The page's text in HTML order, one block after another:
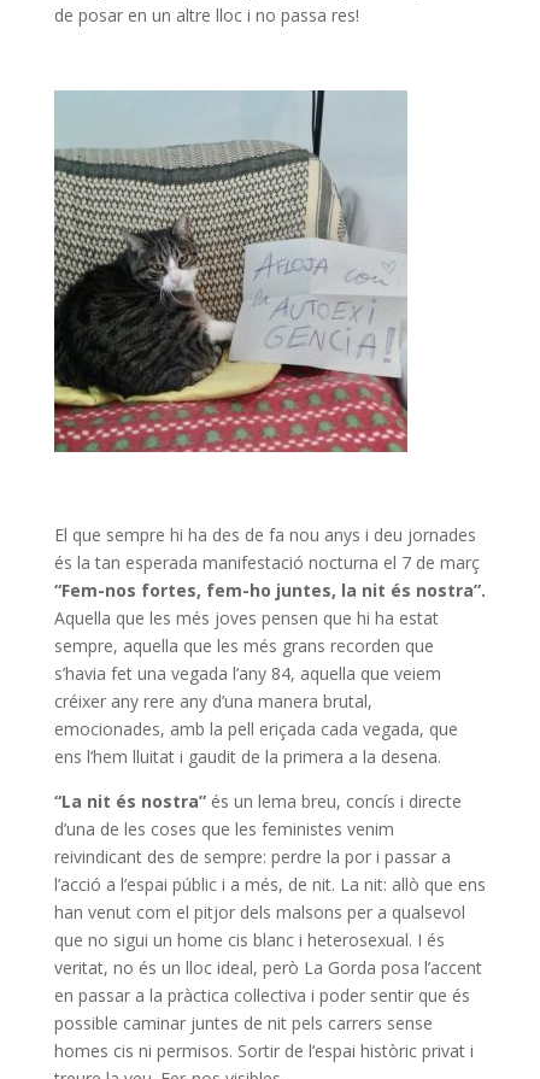
de posar en un altre lloc i no passa res!
El que sempre hi ha des de fa nou anys i deu jornades
és la tan esperada manifestació nocturna el 7 de març
“Fem-nos fortes, fem-ho juntes, la nit és nostra”.
Aquella que les més joves pensen que hi ha estat
sempre, aquella que les més grans recorden que
s’havia fet una vegada l’any 84, aquella que veiem
créixer any rere any d’una manera brutal,
emocionades, amb la pell eriçada cada vegada, que
ens l’hem lluitat i gaudit de la primera a la desena.
“La nit és nostra”és un lema breu, concís i directe
d’una de les coses que les feministes venim
reivindicant des de sempre: perdre la por i passar a
l’acció a l’espai públic i a més, de nit. La nit: allò que ens
han venut com el pitjor dels malsons per a qualsevol
que no sigui un home cis blanc i heterosexual. I és
veritat, no és un lloc ideal, però La Gorda posa l’accent
en passar a la pràctica col·lectiva i poder sentir que és
possible caminar juntes de nit pels carrers sense
homes cis ni permisos. Sortir de l’espai històric privat i